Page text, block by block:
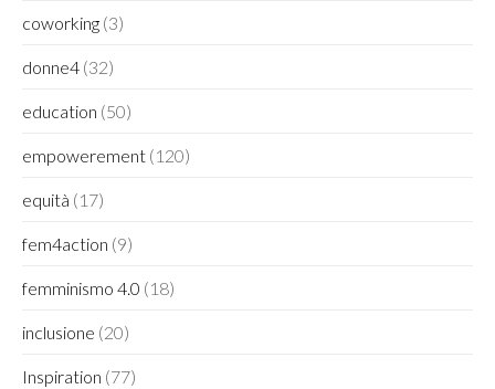
coworking (3)
donne4 (32)
education (50)
empowerement (120)
equità (17)
fem4action (9)
femminismo 4.0 (18)
inclusione (20)
Inspiration (77)